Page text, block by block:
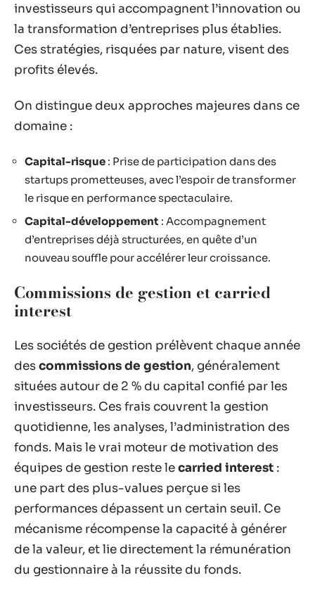
investisseurs qui accompagnent l’innovation ou
la transformation d’entreprises plus établies.
Ces stratégies, risquées par nature, visent des
profits élevés.
On distingue deux approches majeures dans ce
domaine :
Capital-risque : Prise de participation dans des
startups prometteuses, avec l’espoir de transformer
le risque en performance spectaculaire.
Capital-développement : Accompagnement
d’entreprises déjà structurées, en quête d’un
nouveau souffle pour accélérer leur croissance.
Commissions de gestion et carried
interest
Les sociétés de gestion prélèvent chaque année
descommissions de gestion, généralement
situées autour de 2 % du capital confié par les
investisseurs. Ces frais couvrent la gestion
quotidienne, les analyses, l’administration des
fonds. Mais le vrai moteur de motivation des
équipes de gestion reste lecarried interest :
une part des plus-values perçue si les
performances dépassent un certain seuil. Ce
mécanisme récompense la capacité à générer
de la valeur, et lie directement la rémunération
du gestionnaire à la réussite du fonds.